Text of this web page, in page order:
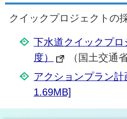
クイックプロジェクトの
下水道クイックプ
度）
（国土交通
アクションプラン
1.69MB]